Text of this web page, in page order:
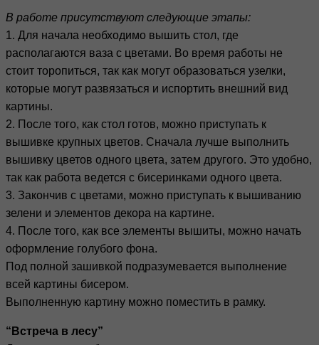
В работе присутствуют следующие этапы:
1. Для начала необходимо вышить стол, где
располагаются ваза с цветами. Во время работы не
стоит торопиться, так как могут образоваться узелки,
которые могут развязаться и испортить внешний вид
картины.
2. После того, как стол готов, можно приступать к
вышивке крупных цветов. Сначала лучше выполнить
вышивку цветов одного цвета, затем другого. Это удобно,
так как работа ведется с бисеринками одного цвета.
3. Закончив с цветами, можно приступать к вышиванию
зелени и элементов декора на картине.
4. После того, как все элементы вышиты, можно начать
оформление голубого фона.
Под полной зашивкой подразумевается выполнение
всей картины бисером.
Выполненную картину можно поместить в рамку.
“Встреча в лесу”